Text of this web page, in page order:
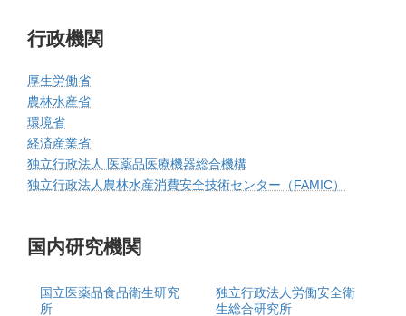
行政機関
厚生労働省
農林水産省
環境省
経済産業省
独立行政法人 医薬品医療機器総合機構
独立行政法人農林水産消費安全技術センター（FAMIC）
国内研究機関
国立医薬品食品衛生研究
所
独立行政法人労働安全衛
生総合研究所